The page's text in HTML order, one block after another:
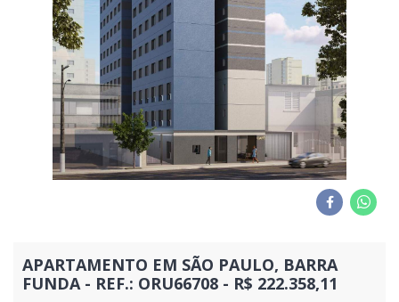
APARTAMENTO EM SÃO PAULO, BARRA
FUNDA - REF.: ORU66708 - R$ 222.358,11